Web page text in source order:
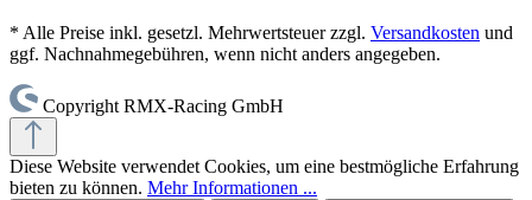
* Alle Preise inkl. gesetzl. Mehrwertsteuer zzgl. Versandkosten und
ggf. Nachnahmegebühren, wenn nicht anders angegeben.
Copyright RMX-Racing GmbH
Diese Website verwendet Cookies, um eine bestmögliche Erfahrung
bieten zu können. Mehr Informationen ...